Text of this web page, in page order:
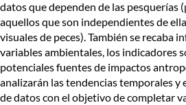
datos que dependen de las pesquerías
aquellos que son independientes de
visuales de peces). También se recaba
variables ambientales, los indicadores
potenciales fuentes de impactos
analizarán las tendencias temporales y
de datos con el objetivo de completar